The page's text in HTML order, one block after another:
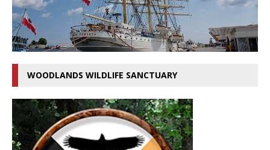
WOODLANDS WILDLIFE SANCTUARY